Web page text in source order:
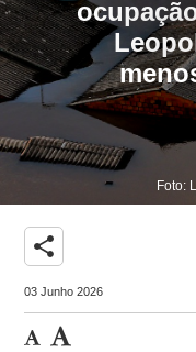
Foto:
share
03 Junho 2026